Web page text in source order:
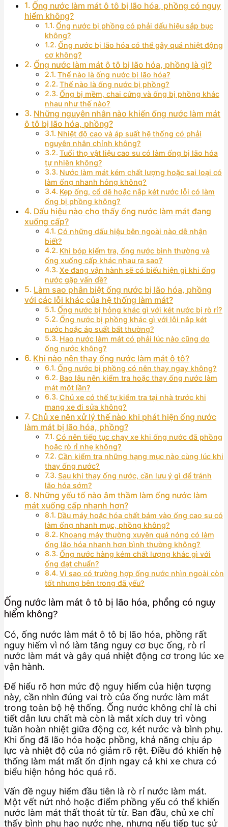
Ống nước làm mát ô tô bị lão hóa, phồng có nguy
hiểm không?
Ống nước bị phồng có phải dấu hiệu sắp bục
không?
Ống nước bị lão hóa có thể gây quá nhiệt động
cơ không?
Ống nước làm mát ô tô bị lão hóa, phồng là gì?
Thế nào là ống nước bị lão hóa?
Thế nào là ống nước bị phồng?
Ống bị mềm, chai cứng và ống bị phồng khác
nhau như thế nào?
Những nguyên nhân nào khiến ống nước làm mát
ô tô bị lão hóa, phồng?
Nhiệt độ cao và áp suất hệ thống có phải
nguyên nhân chính không?
Tuổi thọ vật liệu cao su có làm ống bị lão hóa
tự nhiên không?
Nước làm mát kém chất lượng hoặc sai loại có
làm ống nhanh hỏng không?
Kẹp ống, cổ dê hoặc nắp két nước lỗi có làm
ống bị phồng không?
Dấu hiệu nào cho thấy ống nước làm mát đang
xuống cấp?
Có những dấu hiệu bên ngoài nào dễ nhận
biết?
Khi bóp kiểm tra, ống nước bình thường và
ống xuống cấp khác nhau ra sao?
Xe đang vận hành sẽ có biểu hiện gì khi ống
nước gặp vấn đề?
Làm sao phân biệt ống nước bị lão hóa, phồng
với các lỗi khác của hệ thống làm mát?
Ống nước bị hỏng khác gì với két nước bị rò rỉ?
Ống nước bị phồng khác gì với lỗi nắp két
nước hoặc áp suất bất thường?
Hao nước làm mát có phải lúc nào cũng do
ống nước không?
Khi nào nên thay ống nước làm mát ô tô?
Ống nước bị phồng có nên thay ngay không?
Bao lâu nên kiểm tra hoặc thay ống nước làm
mát một lần?
Chủ xe có thể tự kiểm tra tại nhà trước khi
mang xe đi sửa không?
Chủ xe nên xử lý thế nào khi phát hiện ống nước
làm mát bị lão hóa, phồng?
Có nên tiếp tục chạy xe khi ống nước đã phồng
hoặc rò rỉ nhẹ không?
Cần kiểm tra những hạng mục nào cùng lúc khi
thay ống nước?
Sau khi thay ống nước, cần lưu ý gì để tránh
lão hóa sớm?
Những yếu tố nào âm thầm làm ống nước làm
mát xuống cấp nhanh hơn?
Dầu máy hoặc hóa chất bám vào ống cao su có
làm ống nhanh mục, phồng không?
Khoang máy thường xuyên quá nóng có làm
ống lão hóa nhanh hơn bình thường không?
Ống nước hàng kém chất lượng khác gì với
ống đạt chuẩn?
Vì sao có trường hợp ống nước nhìn ngoài còn
tốt nhưng bên trong đã yếu?
Ống nước làm mát ô tô bị lão hóa, phồng có nguy
hiểm không?
Có, ống nước làm mát ô tô bị lão hóa, phồng rất
nguy hiểm vì nó làm tăng nguy cơ bục ống, rò rỉ
nước làm mát và gây quá nhiệt động cơ trong lúc xe
vận hành.
Để hiểu rõ hơn mức độ nguy hiểm của hiện tượng
này, cần nhìn đúng vai trò của ống nước làm mát
trong toàn bộ hệ thống. Ống nước không chỉ là chi
tiết dẫn lưu chất mà còn là mắt xích duy trì vòng
tuần hoàn nhiệt giữa động cơ, két nước và bình phụ.
Khi ống đã lão hóa hoặc phồng, khả năng chịu áp
lực và nhiệt độ của nó giảm rõ rệt. Điều đó khiến hệ
thống làm mát mất ổn định ngay cả khi xe chưa có
biểu hiện hỏng hóc quá rõ.
Vấn đề nguy hiểm đầu tiên là rò rỉ nước làm mát.
Một vết nứt nhỏ hoặc điểm phồng yếu có thể khiến
nước làm mát thất thoát từ từ. Ban đầu, chủ xe chỉ
thấy bình phụ hao nước nhẹ, nhưng nếu tiếp tục sử